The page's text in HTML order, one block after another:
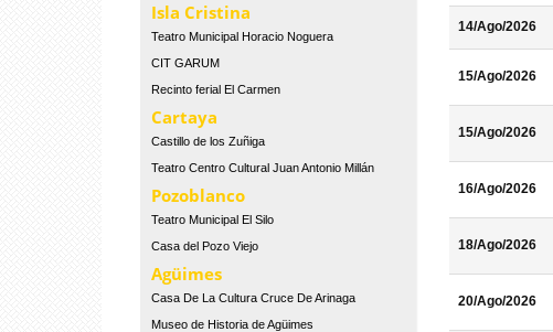
Isla Cristina
Teatro Municipal Horacio Noguera
CIT GARUM
Recinto ferial El Carmen
Cartaya
Castillo de los Zuñiga
Teatro Centro Cultural Juan Antonio Millán
Pozoblanco
Teatro Municipal El Silo
Casa del Pozo Viejo
Agüimes
Casa De La Cultura Cruce De Arinaga
Museo de Historia de Agüimes
14/Ago/2026
15/Ago/2026
15/Ago/2026
16/Ago/2026
18/Ago/2026
20/Ago/2026